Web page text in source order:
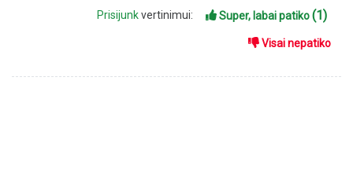
Prisijunkvertinimui: Super, labai patiko(1)
Visai nepatiko